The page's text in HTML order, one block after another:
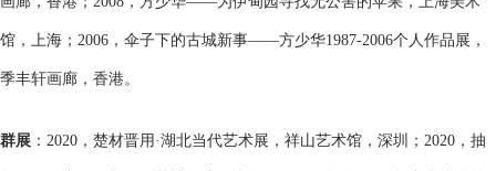
馆，上海；2006，伞子下的古城新事——方少华1987-2006个人作品展，
季丰轩画廊，香港。
群展 ：2020，楚材晋用·湖北当代艺术展，祥山艺术馆，深圳；2020，抽